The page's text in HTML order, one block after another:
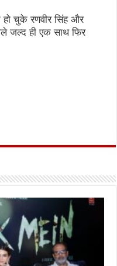
चुके रणवीर सिंह और
जल्द ही एक साथ फिर